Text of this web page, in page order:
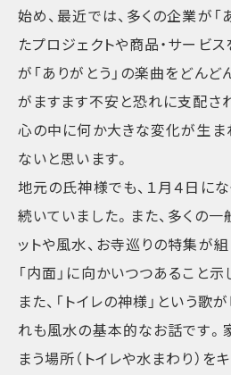
始め、最近では、多くの企業が
たプロジェクトや商品・サービ
が「ありがとう」の楽曲をどん
がますます不安と恐れに支配さ
心の中に何か大きな変化が生ま
ないと思います。
地元の氏神様でも、１月４日に
続いていました。また、多くの
ットや風水、お寺巡りの特集が
「内面」に向かいつつあること示
また、「トイレの神様」という歌
れも風水の基本的なお話です。
まう場所（トイレや水まわり）を